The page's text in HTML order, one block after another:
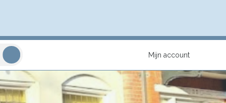
Mijn account